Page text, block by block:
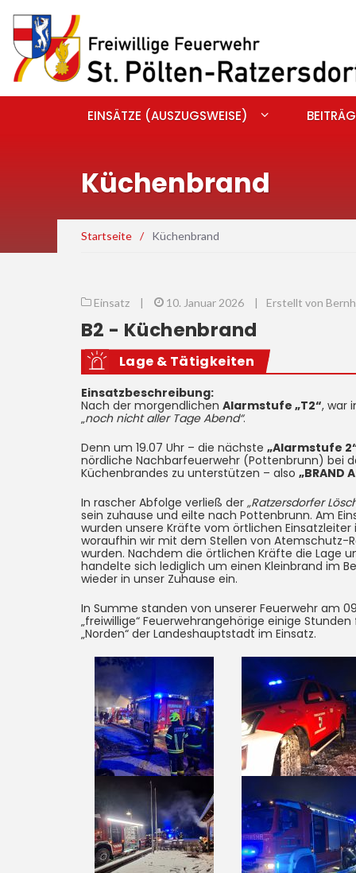
EINSÄTZE (AUSZUGSWEISE)
Küchenbrand
Startseite / Küchenbrand
Einsatz 10. Januar 2026 Erstellt von
B2 - Küchenbrand
Lage & Tätigkeiten
Einsatzbeschreibung:
Nach der morgendlichen Alarmstufe „T2“, war
„noch nicht aller Tage Abend“.
Denn um 19.07 Uhr – die nächste „Alarmstufe
nördliche Nachbarfeuerwehr (Pottenbrunn) bei
Küchenbrandes zu unterstützen – also „BRAND
In rascher Abfolge verließ der „Ratzersdorfer
sein zuhause und eilte nach Pottenbrunn. Am
wurden unsere Kräfte vom örtlichen Einsatzleiter
woraufhin wir mit dem Stellen von Atemschutz-
wurden. Nachdem die örtlichen Kräfte die Lage
handelte sich lediglich um einen Kleinbrand im
wieder in unser Zuhause ein.
In Summe standen von unserer Feuerwehr am
„freiwillige“ Feuerwehrangehörige einige
„Norden“ der Landeshauptstadt im Einsatz.